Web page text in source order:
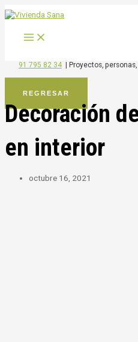
al
91 795 82 34 Proyectos,
REGRESAR
Decoración
en interior
octubre 16, 2021